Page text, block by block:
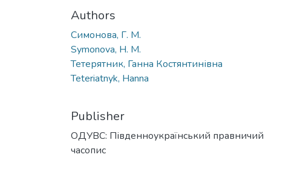
Authors
Симонова, Г. М.
Symonova, H. M.
Тетерятник, Ганна Костянтинівна
Teteriatnyk, Hanna
Publisher
ОДУВС: Південноукраїнський правничий
часопис